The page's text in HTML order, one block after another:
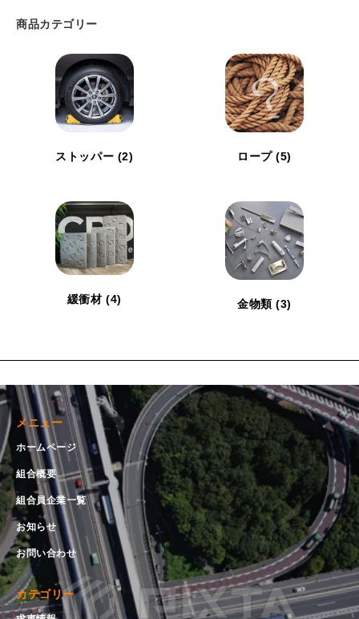
商品カテゴリー
ストッパー (2) ロープ(5)
緩衝材(4) 金物類(3)
メニュー
ホームページ
組合概要
組合員企業一覧
お知らせ
お問い合わせ
カテゴリー